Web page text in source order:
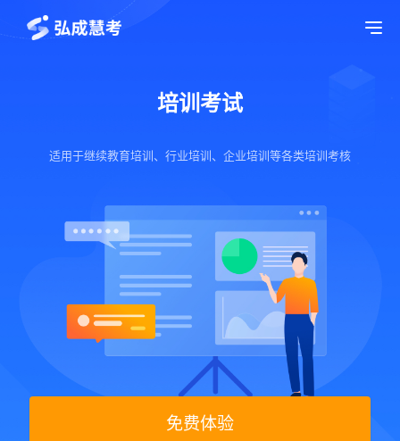
培训考试
适用于继续教育培训、行业培训、企业培训等各类培训考核
免费体验